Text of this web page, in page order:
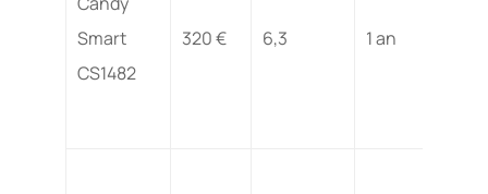
Smart
CS1482
320 € 6,3 1 an